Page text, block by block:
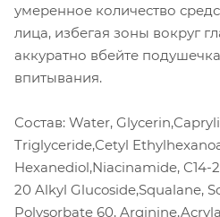
умеренное количество
лица, избегая зоны вокруг
аккуратно вбейте
впитывания.
Состав: Water,
Triglyceride,Cetyl
Hexanediol,Niacinamide, C14-
20 Alkyl Glucoside,Squalane,
Polysorbate 60,